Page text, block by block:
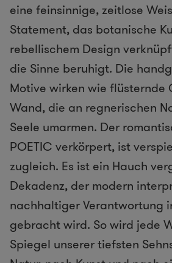
eine feinsinnige, zeitlose
Statement, das botanische
rebellischem Design
die Sinne beruhigt. Die
Motive wirken wie flüsternde
Wand, die an regnerischen
Seele umarmen. Der
POETIC verkörpert, ist
zugleich. Es ist ein Hauch
Dekadenz, der modern
nachhaltiger Verantwortung
gebracht wird. So wird jede
Spiegel unserer tiefsten